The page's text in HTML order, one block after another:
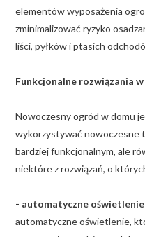
elementów wyposażenia
zminimalizować ryzyko
liści, pyłków i ptasich
Funkcjonalne rozwiązania
Nowoczesny ogród w domu
wykorzystywać nowoczesne
bardziej funkcjonalnym, ale
niektóre z rozwiązań, o
- automatyczne oświetlenie
automatyczne oświetlenie,